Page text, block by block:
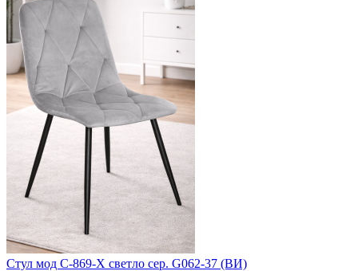
Cтул мод C-869-X светло сер. G062-37 (ВИ)